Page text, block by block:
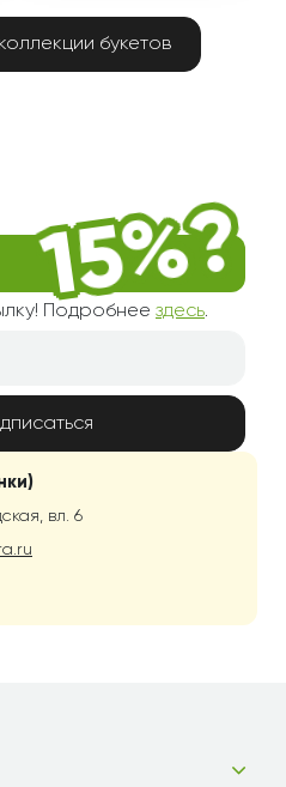
букетов
вл. 6
Подробнее здесь.